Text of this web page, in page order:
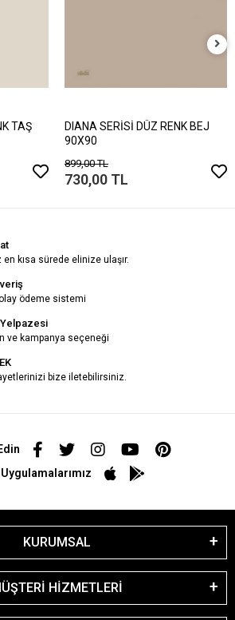
TAŞ
DIANA SERİSİ DÜZ RENK BEJ
90X90
899,00 TL
730,00 TL
kısa sürede elinize ulaşır.
ödeme sistemi
ve kampanya seçeneği
bize iletebilirsiniz.
KURUMSAL
HİZMETLERİ